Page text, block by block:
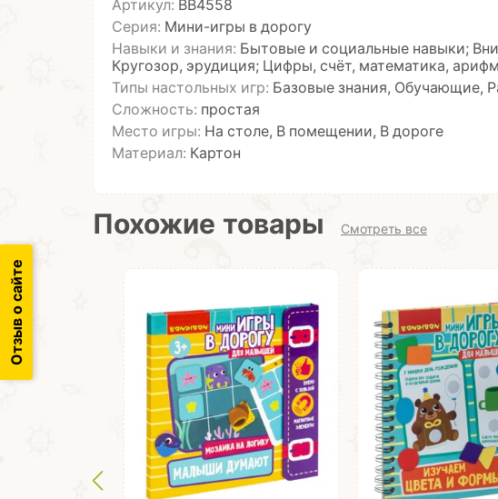
Артикул: ВВ4558
Серия: Мини-игры в дорогу
Навыки и знания: Бытовые и социальные навыки;
Кругозор, эрудиция; Цифры, счёт, математика,
Типы настольных игр: Базовые знания, Обучающие,
Сложность: простая
Место игры: На столе, В помещении, В дороге
Материал: Картон
Похожие товары Смотреть все
Отзыв о сайте